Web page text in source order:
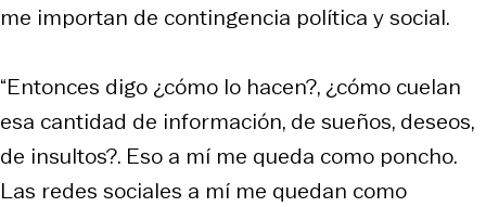
me importan de contingencia política y social.
“Entonces digo ¿cómo lo hacen?, ¿cómo cuelan
esa cantidad de información, de sueños, deseos,
de insultos?. Eso a mí me queda como poncho.
Las redes sociales a mí me quedan como